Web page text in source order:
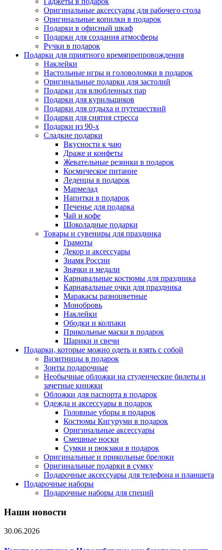
Оригинальные аксессуары для рабочего стола
Оригинальные копилки в подарок
Подарки в офисный шкаф
Подарки для создания атмосферы
Ручки в подарок
Подарки для приятного времяпрепровождения
Наклейки
Настольные игры и головоломки в подарок
Оригинальные подарки для застолий
Подарки для влюбленных пар
Подарки для курильщиков
Подарки для отдыха и путешествий
Подарки для снятия стресса
Подарки из 90-х
Сладкие подарки
Вкусности к чаю
Драже и конфеты
Жевательные резинки в подарок
Космическое питание
Леденцы в подарок
Мармелад
Напитки в подарок
Печенье для подарка
Чай и кофе
Шоколадные подарки
Товары и сувениры для праздника
Грамоты
Декор и аксессуары
Знамя России
Значки и медали
Карнавальные костюмы для праздника
Карнавальные очки для праздника
Маракасы разноцветные
Монобровь
Наклейки
Ободки и колпаки
Прикольные маски в подарок
Шарики и свечи
Подарки, которые можно одеть и взять с собой
Визитницы в подарок
Зонты подарочные
Необычные обложки на студенческие билеты и
зачетные книжки
Обложки для паспорта в подарок
Одежда и аксессуары в подарок
Головные уборы в подарок
Костюмы Кигуруми в подарок
Оригинальные аксессуары
Смешные носки
Сумки и рюкзаки в подарок
Оригинальные и прикольные брелоки
Оригинальные подарки в сумку
Подарочные аксессуары для телефона и планшета
Подарочные наборы
Подарочные наборы для специй
Наши новости
30.06.2026